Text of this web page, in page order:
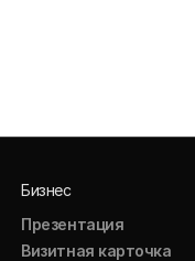
Бизнес
Презентация
Визитная карточка